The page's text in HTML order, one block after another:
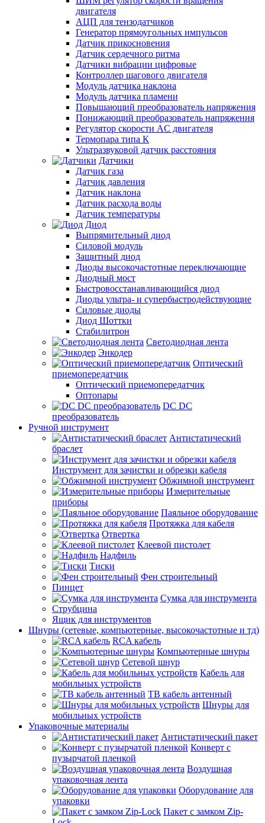
двигателя
АЦП для тензодатчиков
Генератор прямоугольных импульсов
Датчик прикосновения
Датчик сердечного ритма
Датчики вибрации цифровые
Контроллер шагового двигателя
Модуль датчика наклона
Модуль датчика пламени
Повышающий преобразователь напряжения
Понижающий преобразователь напряжения
Регулятор скорости AC двигателя
Термопара типа К
Ультразвуковой датчик расстояния
Датчики
Датчик газа
Датчик давления
Датчик наклона
Датчик расхода воды
Датчик температуры
Диод
Выпрямительный диод
Силовой модуль
Защитный диод
Диоды высокочастотные переключающие
Диодный мост
Быстровосстанавливающийся диод
Диоды ультра- и супербыстродействующие
Силовые диоды
Диод Шоттки
Стабилитрон
Светодиодная лента
Энкодер
Оптический
приемопередатчик
Оптический приемопередатчик
Оптопары
DC DC
преобразователь
Ручной инструмент
Антистатический
браслет
Инструмент для зачистки и обрезки кабеля
Обжимной инструмент
Измерительные
приборы
Паяльное оборудование
Протяжка для кабеля
Отвертка
Клеевой пистолет
Надфиль
Тиски
Фен строительный
Пинцет
Сумка для инструмента
Струбцина
Ящик для инструментов
Шнуры (сетевые, компьютерные, высокочастотные и тд)
RCA кабель
Компьютерные шнуры
Сетевой шнур
Кабель для
мобильных устройств
ТВ кабель антенный
Шнуры для
мобильных устройств
Упаковочные материалы
Антистатический пакет
Конверт с
пузырчатой пленкой
Воздушная
упаковочная лента
Оборудование для
упаковки
Пакет с замком Zip-